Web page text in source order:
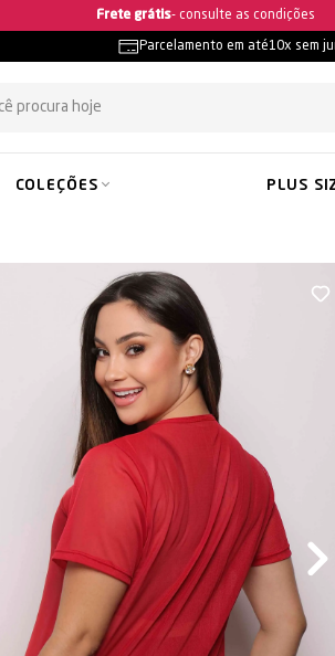
Ganhe 5% OFF na primeira compra
Parcelamento em até10x sem
COLEÇÕES PLUS